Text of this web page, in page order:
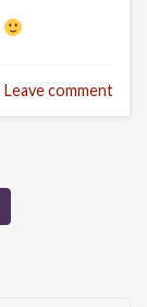
Leave comment